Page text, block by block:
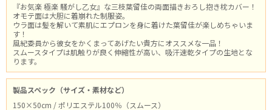
『お気楽 極楽 騒がし乙女』な三枝葉留佳の両面描きおろし抱き枕カバー！
オモテ面は大胆に着崩れた制服姿。
ウラ面は髪を解いて素肌にエプロンを身に着けた葉留佳が楽しめちゃいま
す！
風紀委員から彼女をかくまってあげたい貴方にオススメな一品！
スムースタイプは肌触りが良く伸縮性が高い、吸汗速乾タイプの生地とな
ります。
製品スペック（サイズ・素材など）
150×50cm / ポリエステル100％（スムース）